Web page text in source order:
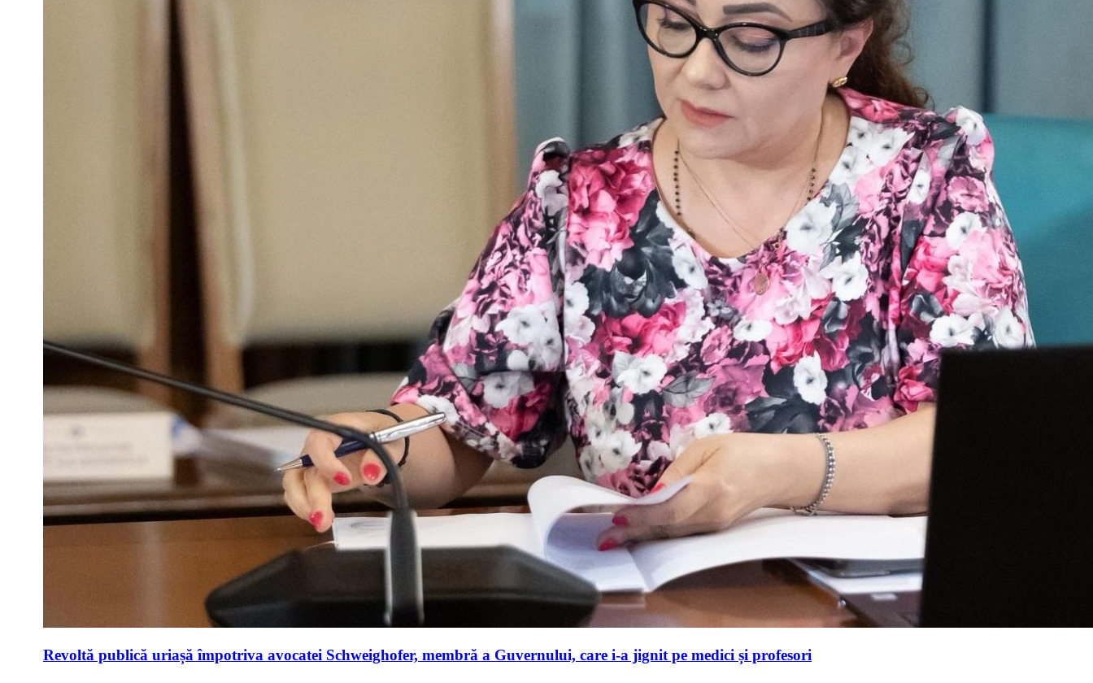
Revoltă publică uriașă împotriva avocatei Schweighofer, membră a Guvernului, care i-a jignit pe medici și profesori